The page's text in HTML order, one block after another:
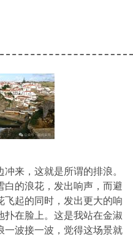
来，这就是所谓的排浪。
白的浪花，发出响声，而避
飞起的同时，发出更大的响
扑在脸上。这是我站在金淑
一波接一波，觉得这场景就